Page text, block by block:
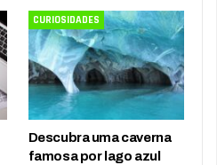
CURIOSIDADES
Descubra uma caverna
famosa por lago azul